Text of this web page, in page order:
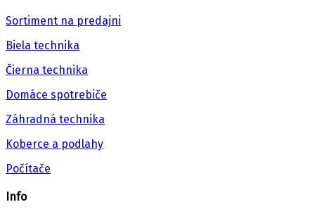
Sortiment na predajni
Biela technika
Čierna technika
Domáce spotrebiče
Záhradná technika
Koberce a podlahy
Počítače
Info